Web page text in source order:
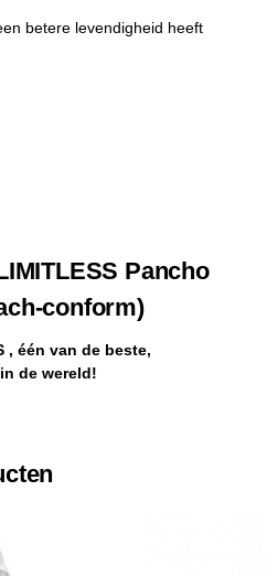
betere levendigheid heeft
Pancho
conform)
, één van de beste,
de wereld!